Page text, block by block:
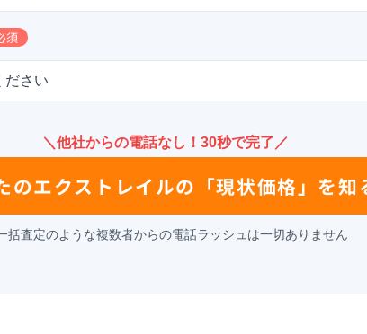
須
ださい
＼他社からの電話なし！30秒で完了／
のエクストレイルの 「現状価格」を知
括査定のような複数者からの電話ラッシュは一切ありません